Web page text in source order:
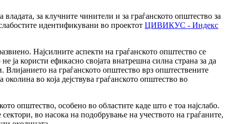
за клучните чинители и за граѓанското општество за
идентификувани во проектот ЦИВИКУС - Индекс
Најсилните аспекти на граѓанското општество се
ја користи ефикасно својата внатрешна силна страна за да
Влијанието на граѓанското општество врз општествените
во која дејствува граѓанското општество во
општество, особено во областите каде што е тоа најслабо.
во насока на подобрување на учеството на граѓаните,